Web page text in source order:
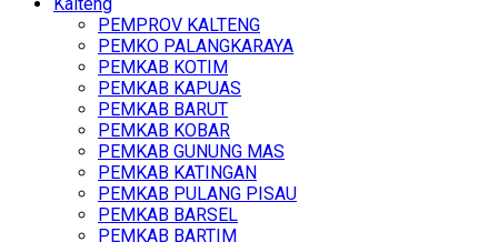
Kalteng
PEMPROV KALTENG
PEMKO PALANGKARAYA
PEMKAB KOTIM
PEMKAB KAPUAS
PEMKAB BARUT
PEMKAB KOBAR
PEMKAB GUNUNG MAS
PEMKAB KATINGAN
PEMKAB PULANG PISAU
PEMKAB BARSEL
PEMKAB BARTIM